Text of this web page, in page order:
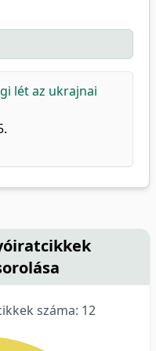
lét az ukrajnai
száma: 12